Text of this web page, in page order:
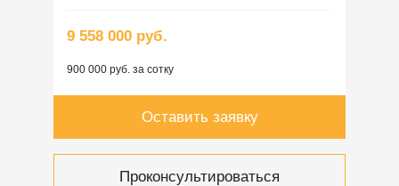
9 558 000 руб.
900 000 руб. за сотку
Оставить заявку
Проконсультироваться